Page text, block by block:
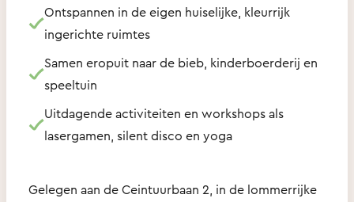
Ontspannen in de eigen huiselijke, kleurrijk
ingerichte ruimtes
Samen eropuit naar de bieb, kinderboerderij en
speeltuin
Uitdagende activiteiten en workshops als
lasergamen, silent disco en yoga
Gelegen aan de Ceintuurbaan 2, in de lommerrijke